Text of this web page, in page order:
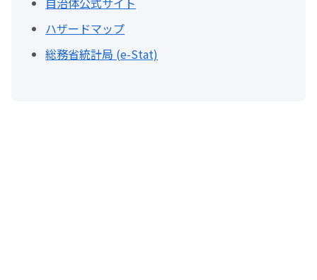
ハザードマップ
総務省統計局 (e-Stat)